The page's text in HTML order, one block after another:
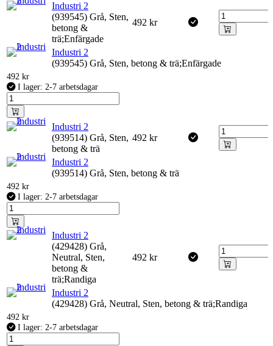
Industri 2
(939545) Grå, Sten,
betong &
trä;Enfärgade
492 kr
Industri 2
(939545) Grå, Sten, betong & trä;Enfärgade
492 kr
I lager: 2-7 arbetsdagar
Industri 2
(939514) Grå, Sten,
betong & trä
492 kr
Industri 2
(939514) Grå, Sten, betong & trä
492 kr
I lager: 2-7 arbetsdagar
Industri 2
(429428) Grå,
Neutral, Sten,
betong &
trä;Randiga
492 kr
Industri 2
(429428) Grå, Neutral, Sten, betong & trä;Randiga
492 kr
I lager: 2-7 arbetsdagar